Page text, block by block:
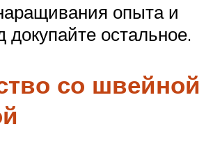
опыта и
остальное.
со швейной